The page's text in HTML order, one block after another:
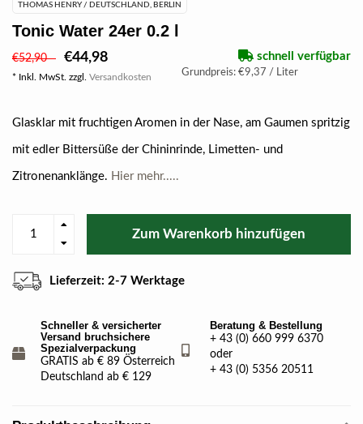
THOMAS HENRY / DEUTSCHLAND, BERLIN
Tonic Water 24er 0.2 l
€52,90 €44,98
* Inkl. MwSt. zzgl. Versandkosten
schnell verfügbar
Grundpreis: €9,37 / Liter
Glasklar mit fruchtigen Aromen in der Nase, am Gaumen spritzig
mit edler Bittersüße der Chininrinde, Limetten- und
Zitronenanklänge. Hier mehr.....
Zum Warenkorb hinzufügen
Lieferzeit: 2-7 Werktage
Schneller & versicherter
Versand bruchsichere
Spezialverpackung
GRATIS ab € 89 Österreich
Deutschland ab € 129
Beratung & Bestellung
+ 43 (0) 660 999 6370
oder
+ 43 (0) 5356 20511